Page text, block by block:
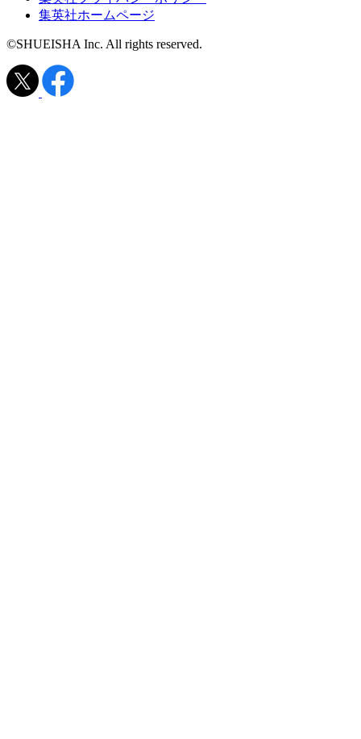
集英社ホームページ
©SHUEISHA Inc. All rights reserved.